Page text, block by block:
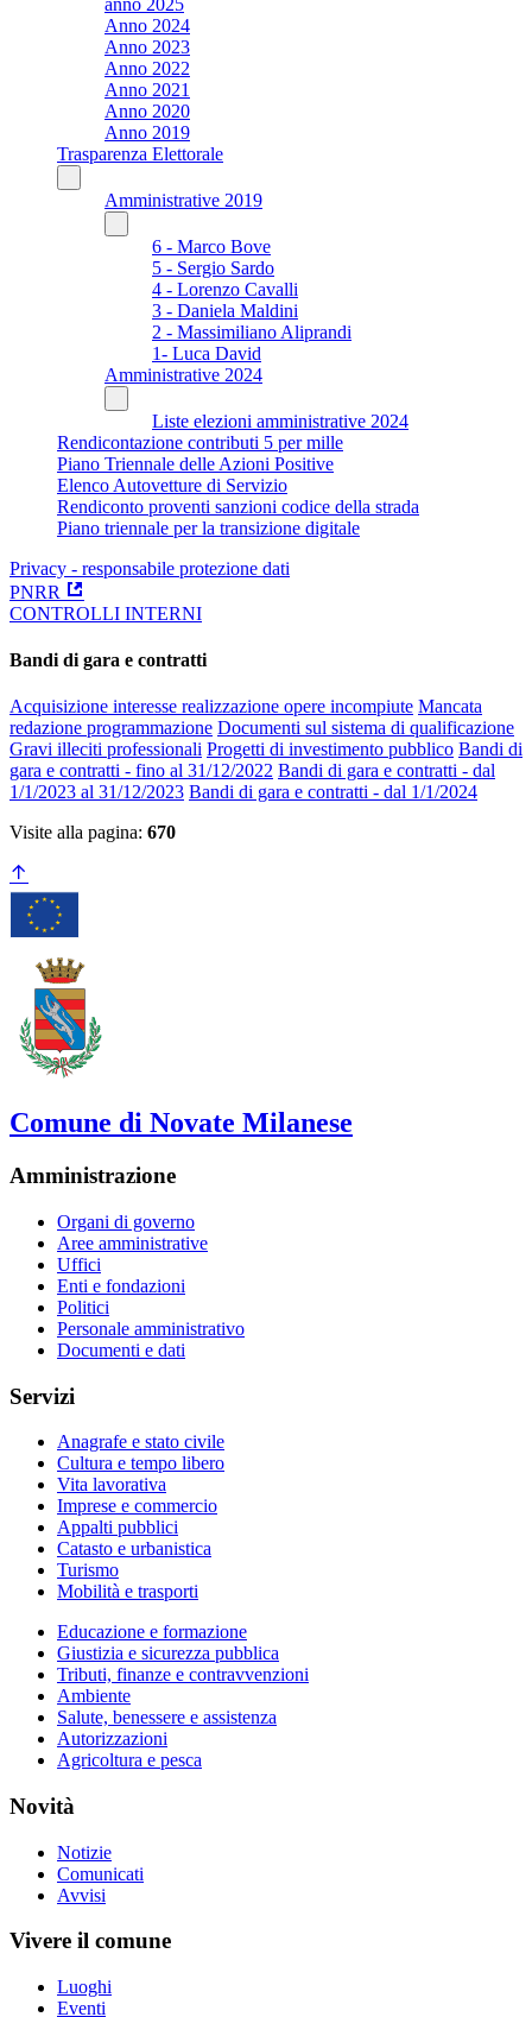
Anno 2024
Anno 2023
Anno 2022
Anno 2021
Anno 2020
Anno 2019
Trasparenza Elettorale
Amministrative 2019
6 - Marco Bove
5 - Sergio Sardo
4 - Lorenzo Cavalli
3 - Daniela Maldini
2 - Massimiliano Aliprandi
1- Luca David
Amministrative 2024
Liste elezioni amministrative 2024
Rendicontazione contributi 5 per mille
Piano Triennale delle Azioni Positive
Elenco Autovetture di Servizio
Rendiconto proventi sanzioni codice della strada
Piano triennale per la transizione digitale
Privacy - responsabile protezione dati
PNRR
CONTROLLI INTERNI
Bandi di gara e contratti
Acquisizione interesse realizzazione opere incompiute Mancata
redazione programmazione Documenti sul sistema di qualificazione
Gravi illeciti professionali Progetti di investimento pubblico Bandi di
gara e contratti - fino al 31/12/2022 Bandi di gara e contratti - dal
1/1/2023 al 31/12/2023 Bandi di gara e contratti - dal 1/1/2024
Visite alla pagina: 670
Comune di Novate Milanese
Amministrazione
Organi di governo
Aree amministrative
Uffici
Enti e fondazioni
Politici
Personale amministrativo
Documenti e dati
Servizi
Anagrafe e stato civile
Cultura e tempo libero
Vita lavorativa
Imprese e commercio
Appalti pubblici
Catasto e urbanistica
Turismo
Mobilità e trasporti
Educazione e formazione
Giustizia e sicurezza pubblica
Tributi, finanze e contravvenzioni
Ambiente
Salute, benessere e assistenza
Autorizzazioni
Agricoltura e pesca
Novità
Notizie
Comunicati
Avvisi
Vivere il comune
Luoghi
Eventi